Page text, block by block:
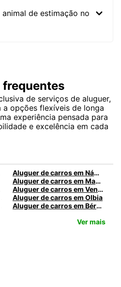
de estimação no
frequentes
de serviços de aluguer,
a opções flexíveis de longa
experiência pensada para
e excelência em cada
Aluguer de carros em Nápoles
Aluguer de carros em Madrid
Aluguer de carros em Veneza
Aluguer de carros em Olbia
Aluguer de carros em Bérgamo
Ver mais